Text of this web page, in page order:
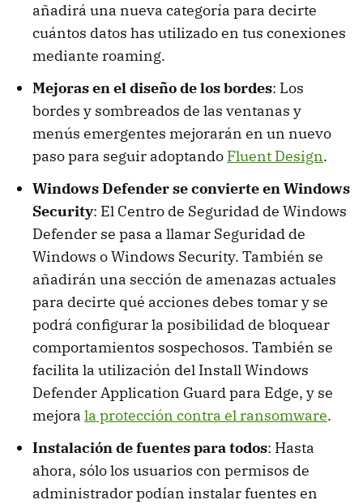
añadirá una nueva categoría para decirte
cuántos datos has utilizado en tus conexiones
mediante roaming.
Mejoras en el diseño de los bordes: Los
bordes y sombreados de las ventanas y
menús emergentes mejorarán en un nuevo
paso para seguir adoptando Fluent Design.
Windows Defender se convierte en Windows
Security: El Centro de Seguridad de Windows
Defender se pasa a llamar Seguridad de
Windows o Windows Security. También se
añadirán una sección de amenazas actuales
para decirte qué acciones debes tomar y se
podrá configurar la posibilidad de bloquear
comportamientos sospechosos. También se
facilita la utilización del Install Windows
Defender Application Guard para Edge, y se
mejora la protección contra el ransomware.
Instalación de fuentes para todos: Hasta
ahora, sólo los usuarios con permisos de
administrador podían instalar fuentes en